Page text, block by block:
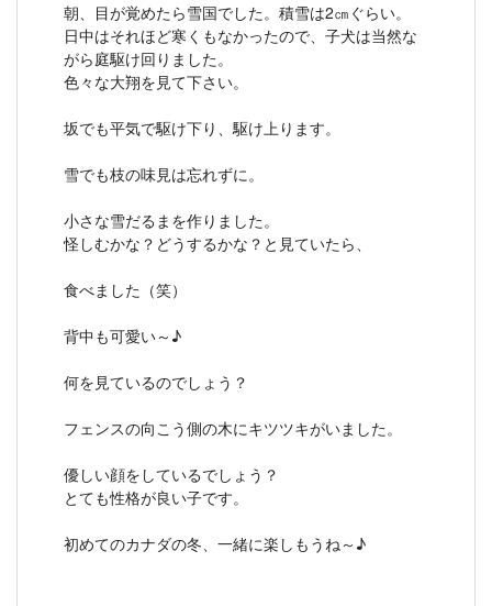
朝、目が覚めたら雪国でした。積雪は2㎝ぐらい。
日中はそれほど寒くもなかったので、子犬は当然な
がら庭駆け回りました。
色々な大翔を見て下さい。
坂でも平気で駆け下り、駆け上ります。
雪でも枝の味見は忘れずに。
小さな雪だるまを作りました。
怪しむかな？どうするかな？と見ていたら、
食べました（笑）
背中も可愛い～♪
何を見ているのでしょう？
フェンスの向こう側の木にキツツキがいました。
優しい顔をしているでしょう？
とても性格が良い子です。
初めてのカナダの冬、一緒に楽しもうね～♪